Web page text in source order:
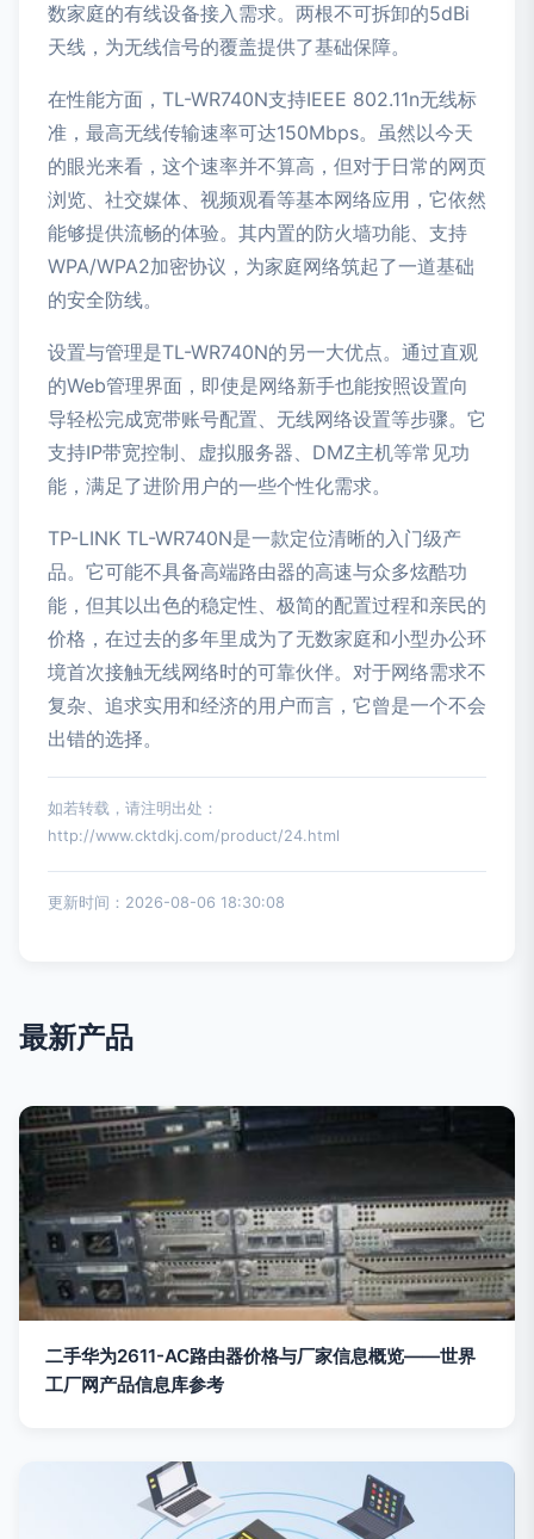
数家庭的有线设备接入需求。两根不可拆卸的5dBi
天线，为无线信号的覆盖提供了基础保障。
在性能方面，TL-WR740N支持IEEE 802.11n无线标
准，最高无线传输速率可达150Mbps。虽然以今天
的眼光来看，这个速率并不算高，但对于日常的网页
浏览、社交媒体、视频观看等基本网络应用，它依然
能够提供流畅的体验。其内置的防火墙功能、支持
WPA/WPA2加密协议，为家庭网络筑起了一道基础
的安全防线。
设置与管理是TL-WR740N的另一大优点。通过直观
的Web管理界面，即使是网络新手也能按照设置向
导轻松完成宽带账号配置、无线网络设置等步骤。它
支持IP带宽控制、虚拟服务器、DMZ主机等常见功
能，满足了进阶用户的一些个性化需求。
TP-LINK TL-WR740N是一款定位清晰的入门级产
品。它可能不具备高端路由器的高速与众多炫酷功
能，但其以出色的稳定性、极简的配置过程和亲民的
价格，在过去的多年里成为了无数家庭和小型办公环
境首次接触无线网络时的可靠伙伴。对于网络需求不
复杂、追求实用和经济的用户而言，它曾是一个不会
出错的选择。
如若转载，请注明出处：
http://www.cktdkj.com/product/24.html
更新时间：2026-08-06 18:30:08
最新产品
二手华为2611-AC路由器价格与厂家信息概览——世界
工厂网产品信息库参考